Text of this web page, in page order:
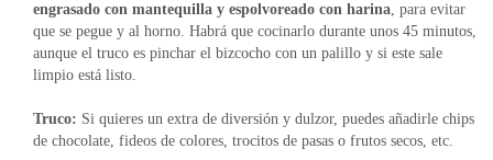
engrasado con mantequilla y espolvoreado con harina, para evitar
que se pegue y al horno. Habrá que cocinarlo durante unos 45 minutos,
aunque el truco es pinchar el bizcocho con un palillo y si este sale
limpio está listo.
Truco: Si quieres un extra de diversión y dulzor, puedes añadirle chips
de chocolate, fideos de colores, trocitos de pasas o frutos secos, etc.